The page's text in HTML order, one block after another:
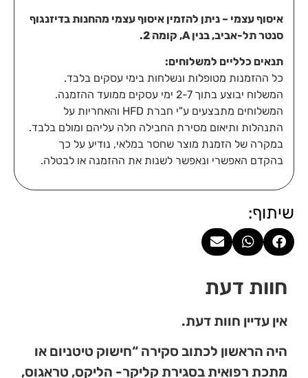
איסוף עצמי – ניתן להזמין איסוף עצמי מהחנות בדיזנגוף
סנטר תל-אביב, בנין A, קומה 2.
תנאים כלליים למשלוחים:
כל ההזמנות מטופלות ונשלחות בימי עסקים בלבד.
המשלוח יבוצע בתוך 2-7 ימי עסקים ממועד ההזמנה.
המשלוחים מתבצעים ע"י חברת HFD והאחריות על
התנהלות ותיאום מסירת החבילה חלה עליהם ומולם בלבד.
במקרה של הזמנת מוצר שחסר במלאי, נודיע על כך
בהקדם האפשרי ונאפשר לשנות את ההזמנה או לבטלה.
שיתוף:
חוות דעת
אין עדיין חוות דעת.
היה הראשון לכתוב סקירה “חישוק טיטניום או
מתכת רפואית בסגירת קליקר- הליקס, טראגוס,